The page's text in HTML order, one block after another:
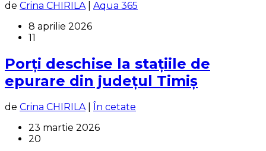
de Crina CHIRILA| Aqua 365
8 aprilie 2026
11
Porți deschise la stațiile de
epurare din județul Timiș
de Crina CHIRILA
În cetate
23 martie 2026
20